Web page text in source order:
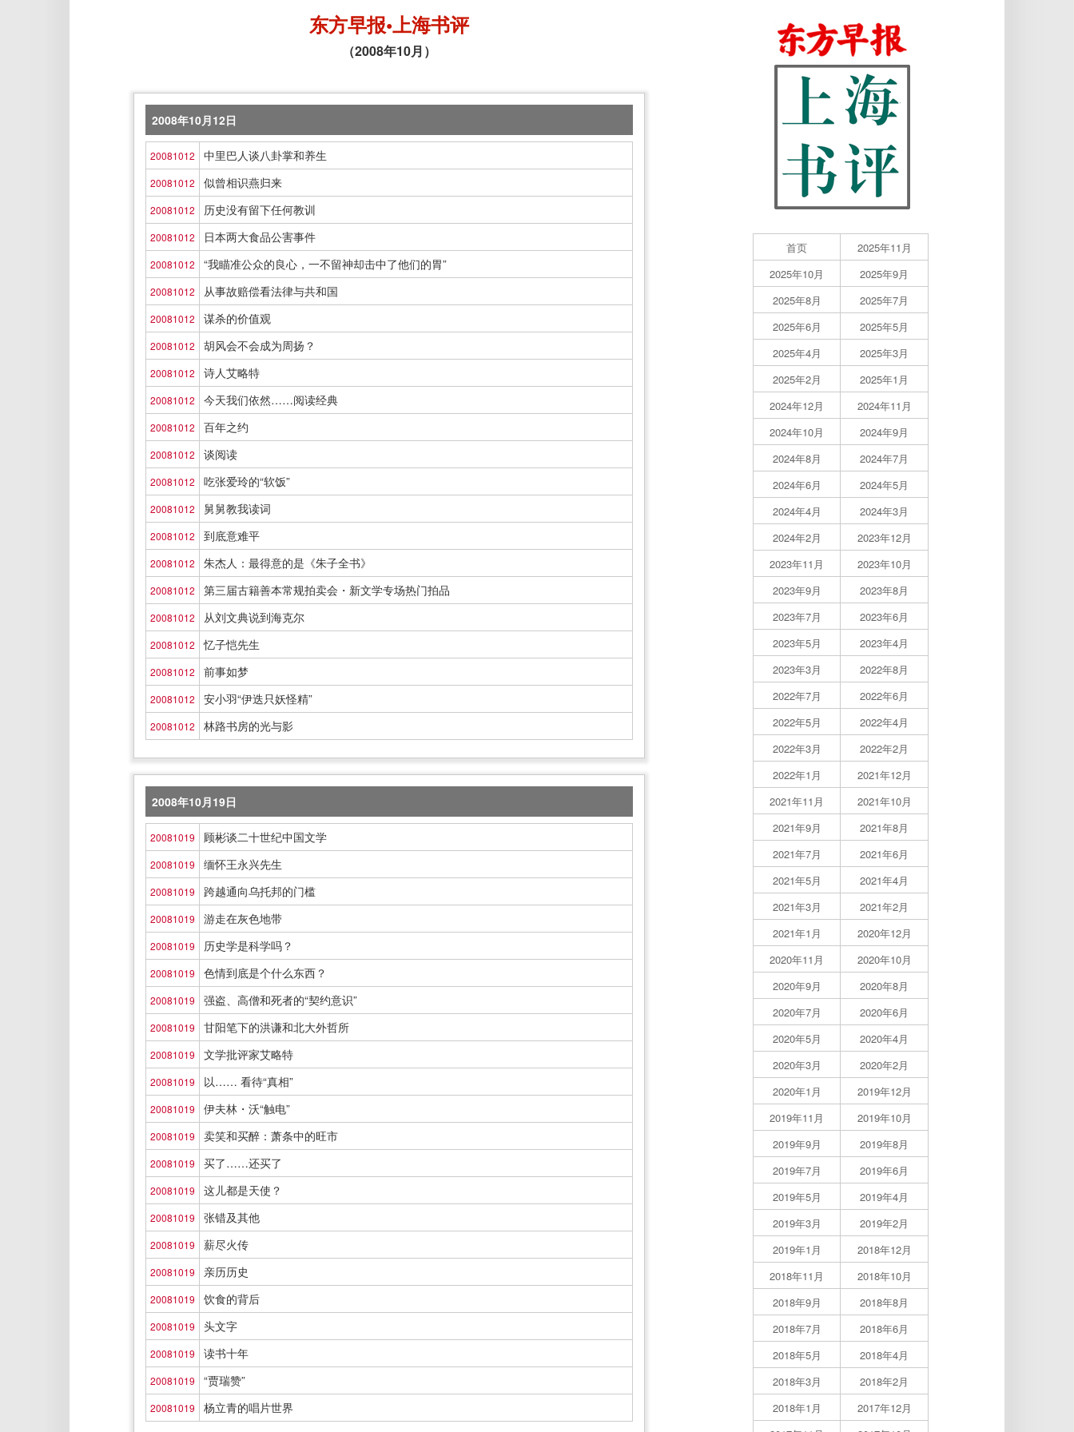
东方早报•上海书评
（2008年10月）
2008年10月12日
20081012 中里巴人谈八卦掌和养生
20081012 似曾相识燕归来
20081012 历史没有留下任何教训
20081012 日本两大食品公害事件
20081012 “我瞄准公众的良心，一不留神却击中了他们的胃”
20081012 从事故赔偿看法律与共和国
20081012 谋杀的价值观
20081012 胡风会不会成为周扬？
20081012 诗人艾略特
20081012 今天我们依然……阅读经典
20081012 百年之约
20081012 谈阅读
20081012 吃张爱玲的“软饭”
20081012 舅舅教我读词
20081012 到底意难平
20081012 朱杰人：最得意的是《朱子全书》
20081012 第三届古籍善本常规拍卖会・新文学专场热门拍品
20081012 从刘文典说到海克尔
20081012 忆子恺先生
20081012 前事如梦
20081012 安小羽“伊迭只妖怪精”
20081012 林路书房的光与影
2008年10月19日
20081019 顾彬谈二十世纪中国文学
20081019 缅怀王永兴先生
20081019 跨越通向乌托邦的门槛
20081019 游走在灰色地带
20081019 历史学是科学吗？
20081019 色情到底是个什么东西？
20081019 强盗、高僧和死者的“契约意识”
20081019 甘阳笔下的洪谦和北大外哲所
20081019 文学批评家艾略特
20081019 以…… 看待“真相”
20081019 伊夫林・沃“触电”
20081019 卖笑和买醉：萧条中的旺市
20081019 买了……还买了
20081019 这儿都是天使？
20081019 张错及其他
20081019 薪尽火传
20081019 亲历历史
20081019 饮食的背后
20081019 头文字
20081019 读书十年
20081019 “贾瑞赞”
20081019 杨立青的唱片世界
首页
2025年11月
2025年10月
2025年9月
2025年8月
2025年7月
2025年6月
2025年5月
2025年4月
2025年3月
2025年2月
2025年1月
2024年12月
2024年11月
2024年10月
2024年9月
2024年8月
2024年7月
2024年6月
2024年5月
2024年4月
2024年3月
2024年2月
2023年12月
2023年11月
2023年10月
2023年9月
2023年8月
2023年7月
2023年6月
2023年5月
2023年4月
2023年3月
2022年8月
2022年7月
2022年6月
2022年5月
2022年4月
2022年3月
2022年2月
2022年1月
2021年12月
2021年11月
2021年10月
2021年9月
2021年8月
2021年7月
2021年6月
2021年5月
2021年4月
2021年3月
2021年2月
2021年1月
2020年12月
2020年11月
2020年10月
2020年9月
2020年8月
2020年7月
2020年6月
2020年5月
2020年4月
2020年3月
2020年2月
2020年1月
2019年12月
2019年11月
2019年10月
2019年9月
2019年8月
2019年7月
2019年6月
2019年5月
2019年4月
2019年3月
2019年2月
2019年1月
2018年12月
2018年11月
2018年10月
2018年9月
2018年8月
2018年7月
2018年6月
2018年5月
2018年4月
2018年3月
2018年2月
2018年1月
2017年12月